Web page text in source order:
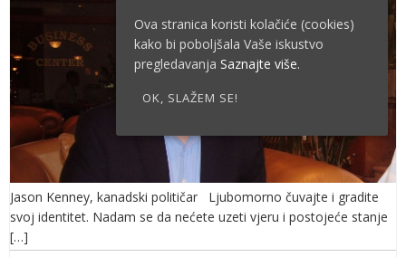
Jason Kenney, kanadski političar Ljubomorno čuvajte i gradite
svoj identitet. Nadam se da nećete uzeti vjeru i postojeće stanje
[…]
Ova stranica koristi kolačiće (cookies)
kako bi poboljšala Vaše iskustvo
pregledavanja Saznajte više.
OK, SLAŽEM SE!